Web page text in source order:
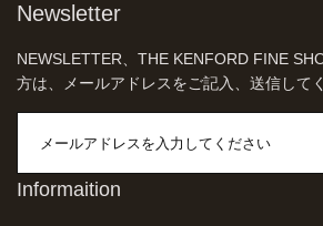
Newsletter
NEWSLETTER、THE KENFORD FINE
方は、メールアドレスをご記入、送信して
Informaition